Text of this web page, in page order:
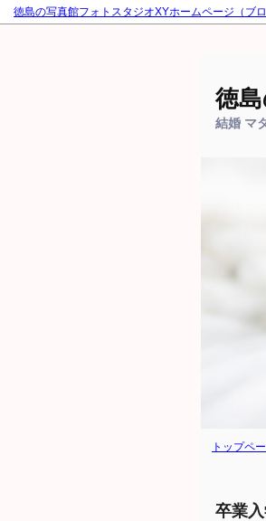
徳島の写真館フォトスタジオXYホームページ（ブ
徳
結婚 マ
トップペ
卒業